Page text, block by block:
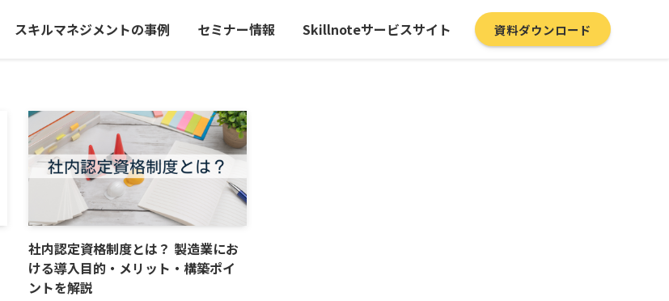
スキルマネジメントの事例 セミナー情報 Skillnoteサービスサイト 資料ダウンロード
社内認定資格制度とは？ 製造業にお
ける導入目的・メリット・構築ポイ
ントを解説